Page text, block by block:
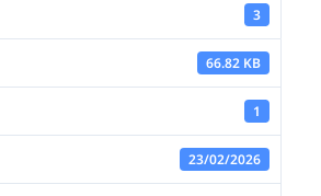
3
66.82 KB
1
23/02/2026